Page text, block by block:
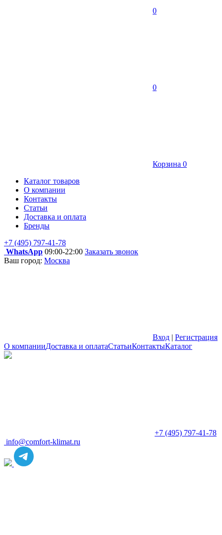
0
0
Корзина 0
Каталог товаров
О компании
Контакты
Статьи
Доставка и оплата
Бренды
+7 (495) 797-41-78
WhatsApp 09:00-22:00 Заказать звонок
Ваш город: Москва
Вход | Регистрация
О компанииДоставка и оплатаСтатьиКонтактыКаталог
+7 (495) 797-41-78
info@comfort-klimat.ru